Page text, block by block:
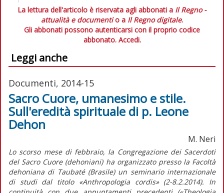
La lettura dell'articolo è riservata agli abbonati a Il Regno -
attualità e documentio a Il Regno digitale.
Gli abbonati possono autenticarsi con il proprio codice
abbonato. Accedi.
Leggi anche
Documenti, 2014-15
Sacro Cuore, umanesimo e stile.
Sull'eredità spirituale di p. Leone
Dehon
M. Neri
Lo scorso mese di febbraio, la Congregazione dei Sacerdoti
del Sacro Cuore (dehoniani) ha organizzato presso la Facoltà
dehoniana di Taubaté (Brasile) un seminario internazionale
di studi dal titolo «Anthropologia cordis» (2-8.2.2014). In